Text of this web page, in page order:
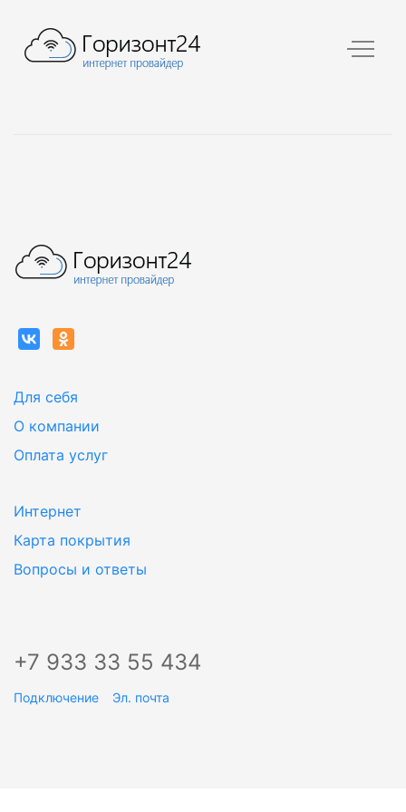
Для себя
О компании
Оплата услуг
Интернет
Карта покрытия
Вопросы и ответы
+7 933 33 55 434
Подключение Эл. почта